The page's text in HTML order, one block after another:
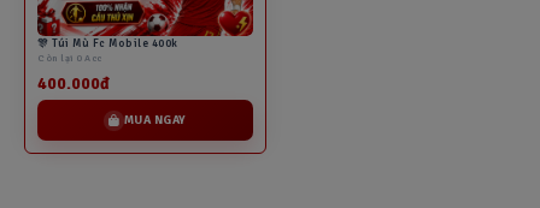
🎊 Túi Mù Fc Mobile 400k
Còn lại 0 Acc
400.000đ
MUA NGAY